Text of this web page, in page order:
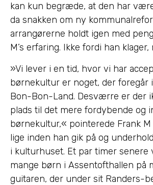
kan kun begræde, at den har
da snakken om ny
arrangørerne holdt igen med
M’s erfaring. Ikke fordi han klager,
»Vi lever i en tid, hvor vi har
børnekultur er noget, der foregår
Bon-Bon-Land. Desværre er der
plads til det mere fordybende og
børnekultur,« pointerede Frank
lige inden han gik på og
i kulturhuset. Et par timer senere
mange børn i Assentofthallen på
guitaren, der under sit Randers-